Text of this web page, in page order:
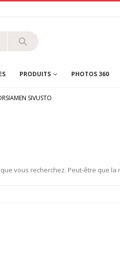
PRODUITS PHOTOS 360
SIVUSTO
vous recherchez. Peut-être que la